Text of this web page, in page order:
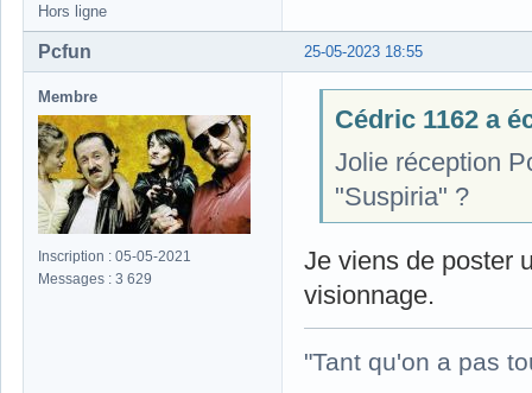
Hors ligne
25-05-2023 18:55
Pcfun
Membre
Inscription : 05-05-2021
Messages : 3 629
Cédric 1162 a
Jolie réception
"Suspiria" ?
Je viens de poster
visionnage.
"Tant qu'on a pas